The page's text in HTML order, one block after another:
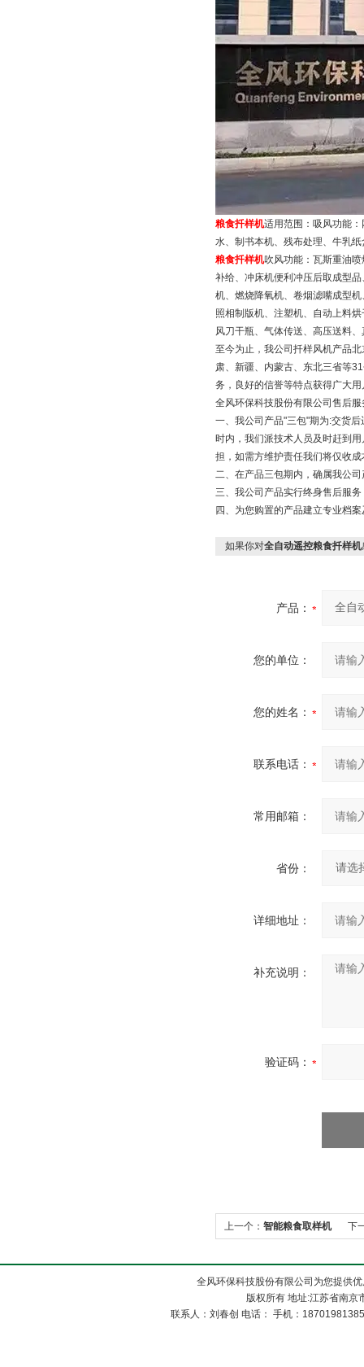
粮食扦样机适用范围：吸风功能
水、制书本机、残布处理、牛乳
粮食扦样机吹风功能：瓦斯重油
补给、冲床机便利冲压后取成型
机、燃烧降氧机、卷烟滤嘴成型
照相制版机、注塑机、自动上料
风刀干瓶、气体传送、高压送料
至今为止，我公司扦样风机产品
肃、新疆、内蒙古、东北三省等
务，良好的信誉等特点获得广大
全风环保科技股份有限公司售后服
一、我公司产品"三包"期为:交货
时内，我们派技术人员及时赶到
担，如需方维护责任我们将仅收成
二、在产品三包期内，确属我公
三、我公司产品实行终身售后服
四、为您购置的产品建立专业档
如果你对全自动遥控粮食扦样机
产品：
您的单位：
您的姓名：
联系电话：
常用邮箱：
省份：
详细地址：
补充说明：
验证码：
上一个： 智能粮食取样机 下
全风环保科技股份有限公司为您提供
版权所有 地址:江苏省南
联系人：刘春创 电话： 手机：